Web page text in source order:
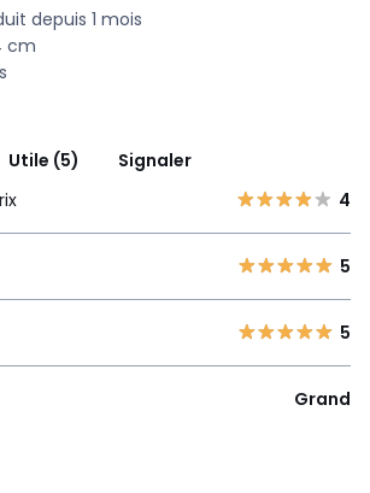
depuis 1 mois
cm
Utile (5)
Signaler
4
5
5
Grand